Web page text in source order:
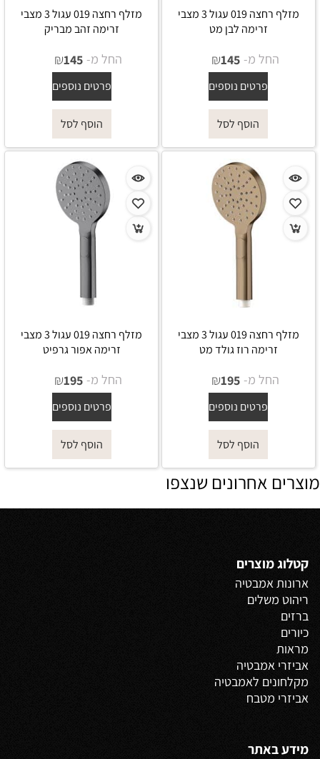
מזלף רחצה 019 עגול 3 מצבי
זרימה לבן מט
החל מ- ₪145
פרטים נוספים
הוסף לסל
מזלף רחצה 019 עגול 3 מצבי
זרימה זהב מבריק
החל מ- ₪145
פרטים נוספים
הוסף לסל
מזלף רחצה 019 עגול 3 מצבי
זרימה רוז גולד מט
החל מ- ₪195
פרטים נוספים
הוסף לסל
מזלף רחצה 019 עגול 3 מצבי
זרימה אפור גרפיט
החל מ- ₪195
פרטים נוספים
הוסף לסל
מוצרים אחרונים שנצפו
קטלוג מוצרים
ארונות אמבטיה
ריהוט משלים
ברזים
כיורים
מראות
אביזרי אמבטיה
מקלחונים לאמבטיה
אביזרי מטבח
מידע באתר